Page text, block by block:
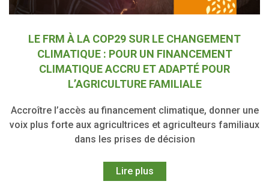
LE FRM À LA COP29 SUR LE CHANGEMENT
CLIMATIQUE : POUR UN FINANCEMENT
CLIMATIQUE ACCRU ET ADAPTÉ POUR
L’AGRICULTURE FAMILIALE
Accroître l’accès au financement climatique, donner une
voix plus forte aux agricultrices et agriculteurs familiaux
dans les prises de décision
Lire plus